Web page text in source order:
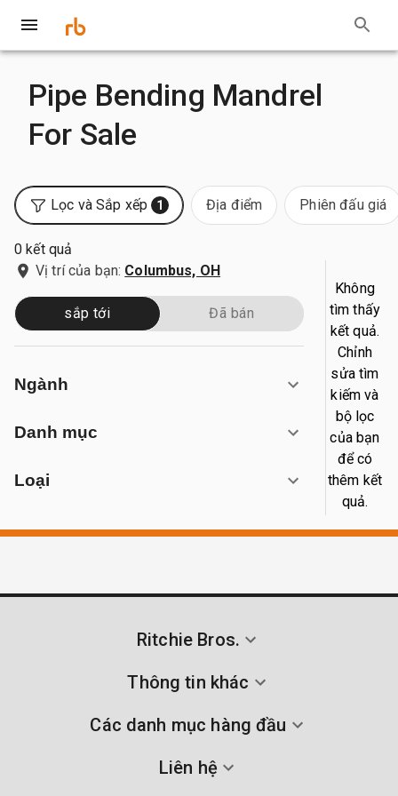
Pipe Bending Mandrel
For Sale
Lọc và Sắp xếp 1 Địa điểm Phiên đấu giá
0 kết quả
Vị trí của bạn: Columbus, OH
sắp tới Đã bán
Ngành
Danh mục
Loại
Không
tìm thấy
kết quả.
Chỉnh
sửa tìm
kiếm và
bộ lọc
của bạn
để có
thêm kết
quả.
Ritchie Bros.
Thông tin khác
Các danh mục hàng đầu
Liên hệ